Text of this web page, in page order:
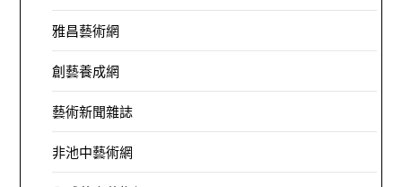
雅昌藝術網
創藝養成網
藝術新聞雜誌
非池中藝術網